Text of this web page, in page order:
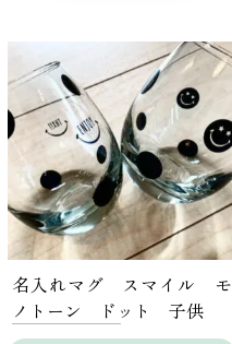
名入れマグ スマイル モ
ノトーン ドット 子供